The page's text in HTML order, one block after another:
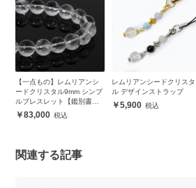
レムリアンシードクリスタ
ル デザインストラップ
5,900
【粒売り/バラ売り】レムリ
アンシードクリスタル 9mm
3,200
関連する記事